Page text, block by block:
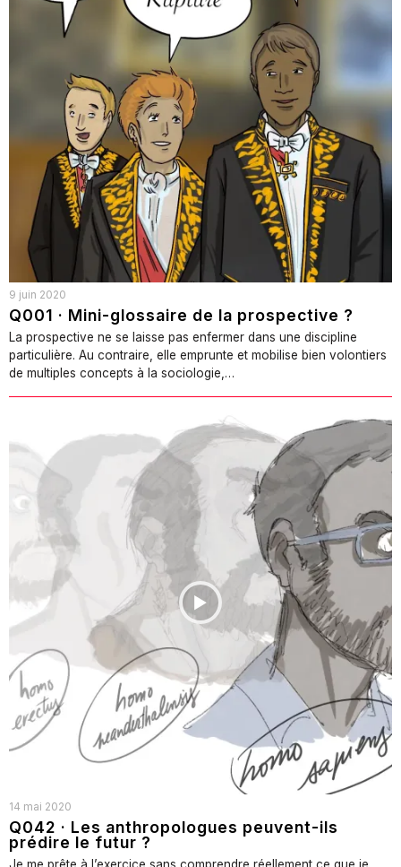
9 juin 2020
Q001 · Mini-glossaire de la prospective ?
La prospective ne se laisse pas enfermer dans une discipline
particulière. Au contraire, elle emprunte et mobilise bien volontiers
de multiples concepts à la sociologie,…
14 mai 2020
Q042 · Les anthropologues peuvent-ils
prédire le futur ?
Je me prête à l’exercice sans comprendre réellement ce que je